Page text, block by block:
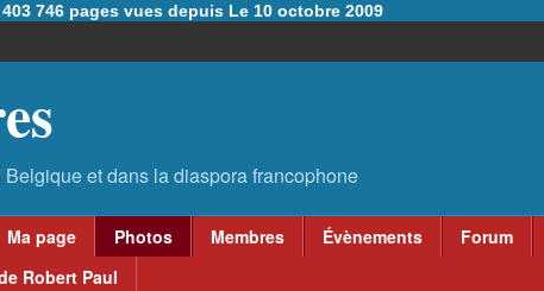
746 pages vues depuis Le 10 octobre 2009
Ma page Photos Membres Évènements Forum
Robert Paul